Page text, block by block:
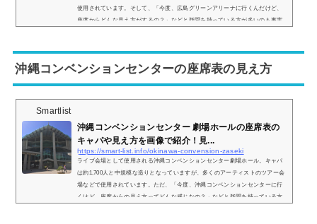
使用されています。そして、「今度、広島グリーンアリーナに行くんだけど、
座席からどんな見え方がするの？」などと疑問を持っている方が多いのも事実
た。広島グリーンアリーナの座席表とキャパは？広島グリーンアリーナの座席
表の画像...
沖縄コンベンションセンターの座席表の見え方
Smartlist
沖縄コンベンションセンター 劇場ホールの座席表の
キャパや見え方を画像で紹介！見...
https://smart-list.info/okinawa-convension-zaseki
ライブ会場として使用される沖縄コンベンションセンター劇場ホール。キャパ
は約1,700人と中規模な造りとなっていますが、多くのアーティストのツアー会
場などで使用されています。ただ、「今度、沖縄コンベンションセンターに行
くけど、座席からの見え方ってどんな感じなの？」などと疑問を持っている方